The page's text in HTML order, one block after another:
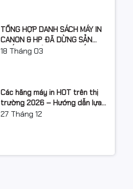
TỔNG HỢP DANH SÁCH MÁY IN
CANON & HP ĐÃ DỪNG SẢN
XUẤT: LỘ TRÌNH NÂNG CẤP 2026
18 Tháng 03
Các hãng máy in HOT trên thị
trường 2026 – Hướng dẫn lựa
chọn và so sánh chi tiết
27 Tháng 12